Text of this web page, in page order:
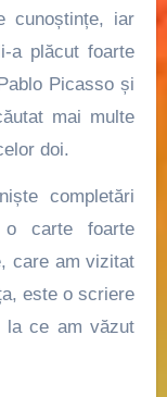
cunoștințe, iar
a plăcut foarte
Picasso și
mai multe
doi.
completări
carte foarte
care am vizitat
este o scriere
la ce am văzut